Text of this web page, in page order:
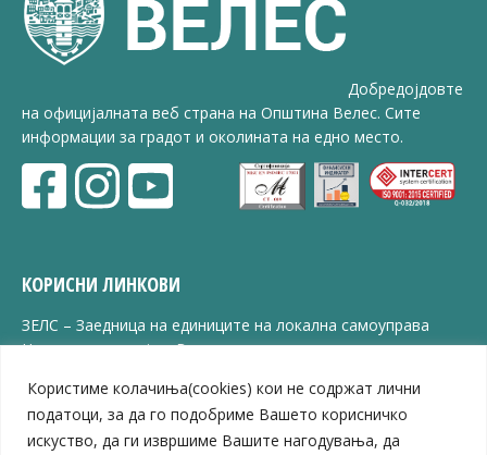
Користиме колачиња(cookies) кои не содржат лични
податоци, за да го подобриме Вашето корисничко
искуство, да ги извршиме Вашите нагодувања, да
Добредојдовте
на официјалната веб страна на Општина Велес. Сите
информации за градот и околината на едно место.
КОРИСНИ ЛИНКОВИ
ЗЕЛС – Заедница на единиците на локална самоуправа
Центар за развој на Вардарски плански регион
ЈПССО „Парк – спорт и паркинзи“
ЛБ „Гоце Делчев“
ЛУ „Народен Музеј“